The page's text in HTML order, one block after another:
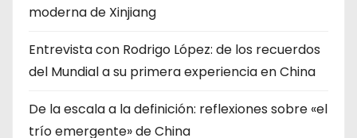
moderna de Xinjiang
Entrevista con Rodrigo López: de los recuerdos
del Mundial a su primera experiencia en China
De la escala a la definición: reflexiones sobre «el
trío emergente» de China